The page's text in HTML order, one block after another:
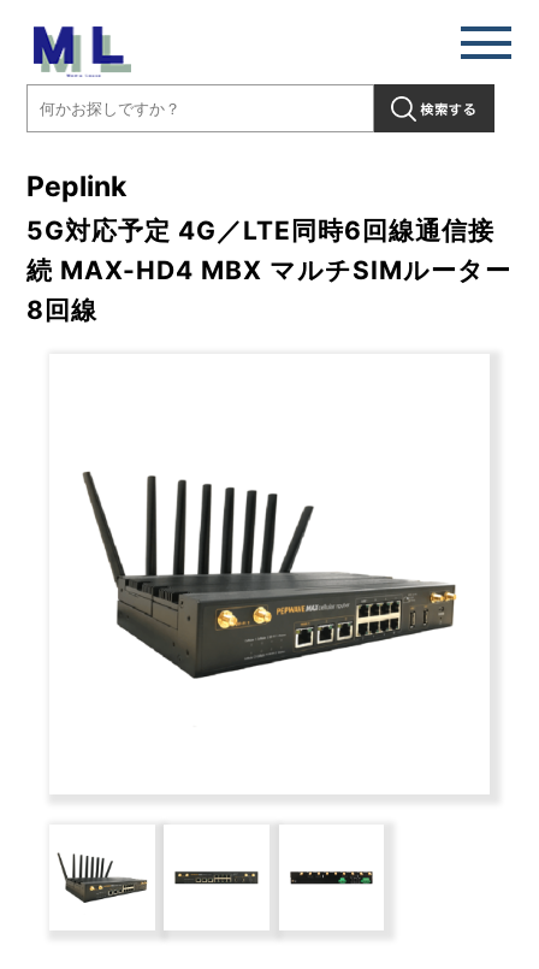
Peplink
5G対応予定 4G／LTE同時6回線通信接
続 MAX-HD4 MBX マルチSIMルーター
8回線